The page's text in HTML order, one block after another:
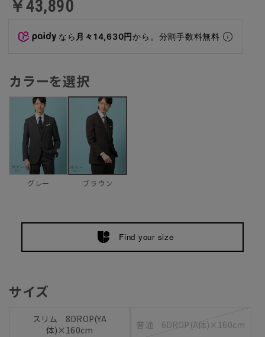
￥43,890
なら 月々14,630円から。分割手数料無料
カラーを選択
グレー ブラウン
Find your size
サイズ
スリム 8DROP(YA
体)×160cm
普通 6DROP(A体)×160cm